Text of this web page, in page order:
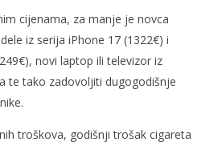
cijenama, za manje je novca
iz serija iPhone 17 (1322€) i
novi laptop ili televizor iz
te tako zadovoljiti dugogodišnje
troškova, godišnji trošak cigareta